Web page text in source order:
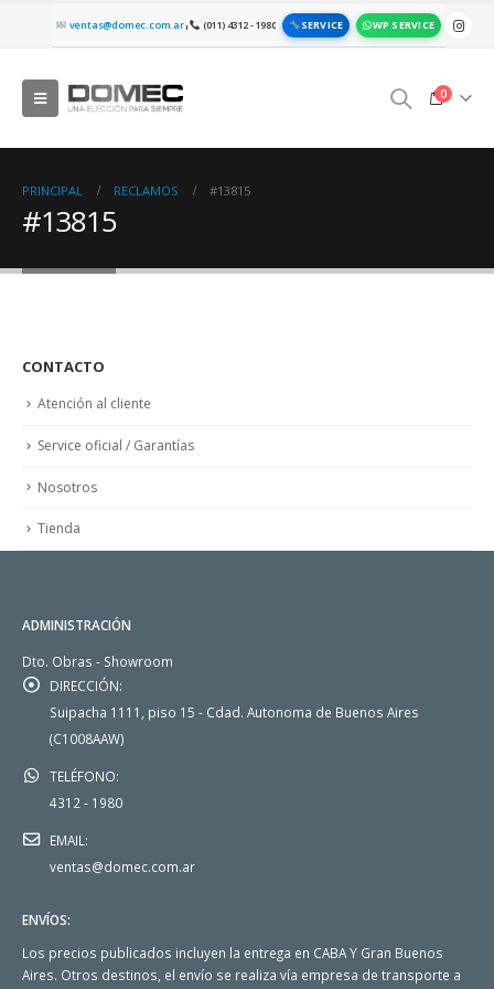
ventas@domec.com.ar| (011) 4312 - 1980 SERVICE WP SERVICE
0
PRINCIPAL RECLAMOS #13815
#13815
CONTACTO
Atención al cliente
Service oficial / Garantías
Nosotros
Tienda
ADMINISTRACIÓN
Dto. Obras - Showroom
DIRECCIÓN:
Suipacha 1111, piso 15 - Cdad. Autonoma de Buenos Aires
(C1008AAW)
TELÉFONO:
4312 - 1980
EMAIL:
ventas@domec.com.ar
ENVÍOS:
Los precios publicados incluyen la entrega en CABA Y Gran Buenos
Aires. Otros destinos, el envío se realiza vía empresa de transporte a